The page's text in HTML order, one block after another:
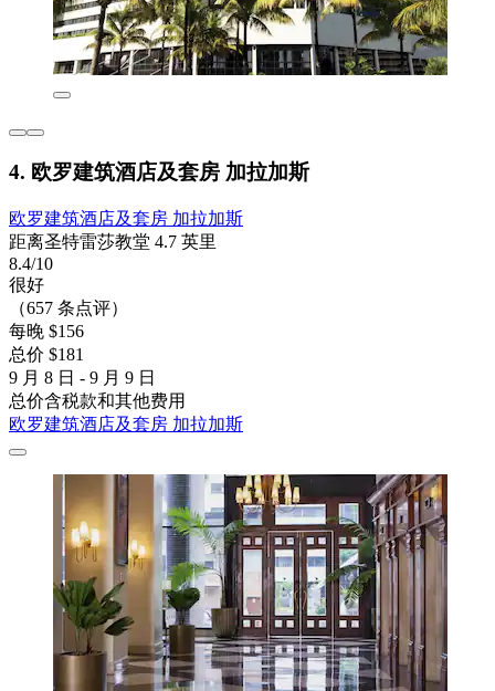
4. 欧罗建筑酒店及套房 加拉加斯
欧罗建筑酒店及套房 加拉加斯
距离圣特雷莎教堂 4.7 英里
8.4/10
很好
（657 条点评）
每晚 $156
总价 $181
9 月 8 日 - 9 月 9 日
总价含税款和其他费用
欧罗建筑酒店及套房 加拉加斯